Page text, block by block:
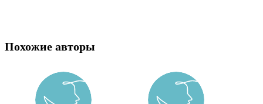
Похожие авторы